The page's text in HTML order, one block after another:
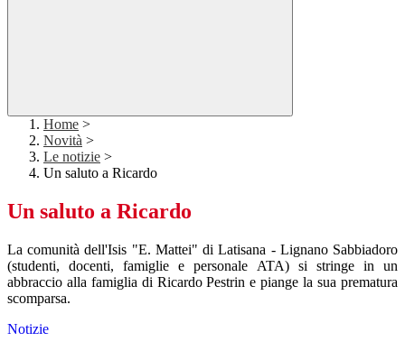
Home >
Novità >
Le notizie >
Un saluto a Ricardo
Un saluto a Ricardo
La comunità dell'Isis "E. Mattei" di Latisana - Lignano Sabbiadoro
(studenti, docenti, famiglie e personale ATA) si stringe in un
abbraccio alla famiglia di Ricardo Pestrin e piange la sua prematura
scomparsa.
Notizie